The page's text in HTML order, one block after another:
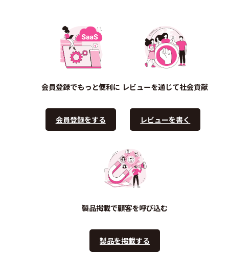
会員登録でもっと便利に
会員登録をする
レビューを通じて社会貢献
レビューを書く
製品掲載で顧客を呼び込む
製品を掲載する